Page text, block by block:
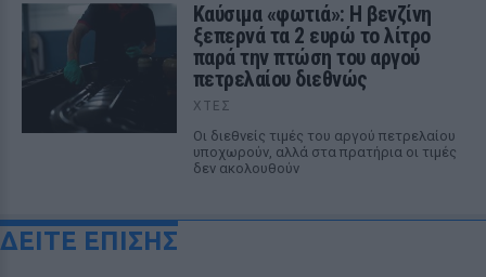
Καύσιμα «φωτιά»: Η βενζίνη
ξεπερνά τα 2 ευρώ το λίτρο
παρά την πτώση του αργού
πετρελαίου διεθνώς
ΧΤΕΣ
Οι διεθνείς τιμές του αργού πετρελαίου
υποχωρούν, αλλά στα πρατήρια οι τιμές
δεν ακολουθούν
ΔΕΙΤΕ ΕΠΙΣΗΣ